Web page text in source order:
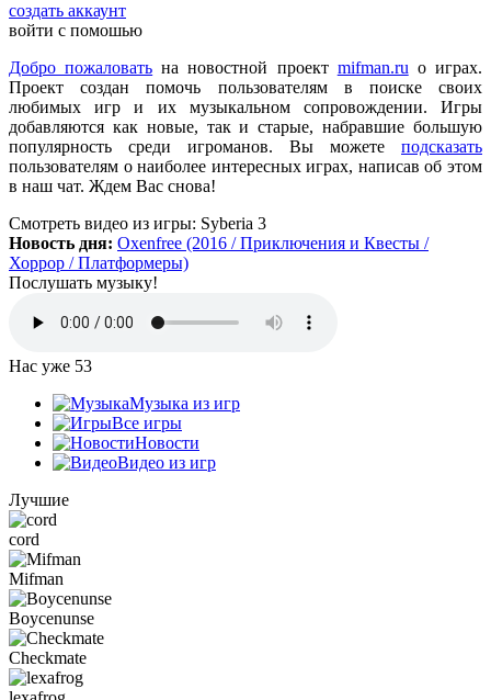
Обновите, пожалуйста, игру Garry's Mod
Игра обновлена
lexafrog:
Обновите, пожалуйста, игру Garry's Mod. Много
обнов вышло, а на сайте старенькая...
cord: Grisha,
Да, есть такая и даже с дополнительной модификацией
StarCraft Cartooned (мультяшки).
Вот она:StarCraft Remastered
Grisha : Очень понравился сайт. Пожалуй я останусь здесь.
Есть ли игра Starcraft, но ремастер?
Mifman:
Цитата: Петрушка
добавьте скачивание моей любимой игры Escape From Tarkov!
Игра добавлена и доступна к скачиванию:
Escape From Tarkov
Петрушка
моей любимой игры Escape From Tarkov!
Checkmate:
Просто нужно зарегистрироваться и тогда будет доступен
торрент-файл. Там написано, что ссылка скрыта (убран
торрент — µ) видимо из-за того, что "наехал"
создать аккаунт
войти с помошью
Добро пожаловать на новостной проект mifman.ru о играх.
Проект создан помочь пользователям в поиске своих
любимых игр и их музыкальном сопровождении. Игры
добавляются как новые, так и старые, набравшие большую
популярность среди игроманов. Вы можете подсказать
пользователям о наиболее интересных играх, написав об этом
в наш чат. Ждем Вас снова!
Смотреть видео из игры: Syberia 3
Новость дня: Oxenfree (2016 / Приключения и Квесты /
Хоррор / Платформеры)
Послушать музыку!
Нас уже 53
Музыка из игр
Все игры
Новости
Видео из игр
Лучшие
cord
Mifman
Boycenunse
Checkmate